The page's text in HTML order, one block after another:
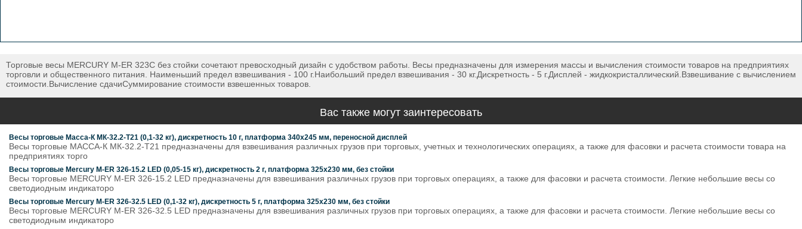
Торговые весы MERCURY M-ER 323C без стойки сочетают превосходный дизайн с удобством работы. Весы предназначены для измерения массы и вычисления стоимости товаров на предприятиях
торговли и общественного питания. Наименьший предел взвешивания - 100 г.Наибольший предел взвешивания - 30 кг.Дискретность - 5 г.Дисплей - жидкокристаллический.Взвешивание с вычислением
стоимости.Вычисление сдачиСуммирование стоимости взвешенных товаров.
Вас также могут заинтересовать
Весы торговые Масса-К МК-32.2-Т21 (0,1-32 кг), дискретность 10 г, платформа 340x245 мм, переносной дисплей
Весы торговые МАССА-К МК-32.2-Т21 предназначены для взвешивания различных грузов при торговых, учетных и технологических операциях, а также для фасовки и расчета стоимости товара на
предприятиях торго
Весы торговые Mercury M-ER 326-15.2 LED (0,05-15 кг), дискретность 2 г, платформа 325x230 мм, без стойки
Весы торговые MERCURY M-ER 326-15.2 LED предназначены для взвешивания различных грузов при торговых операциях, а также для фасовки и расчета стоимости. Легкие небольшие весы со
светодиодным индикаторо
Весы торговые Mercury M-ER 326-32.5 LED (0,1-32 кг), дискретность 5 г, платформа 325x230 мм, без стойки
Весы торговые MERCURY M-ER 326-32.5 LED предназначены для взвешивания различных грузов при торговых операциях, а также для фасовки и расчета стоимости. Легкие небольшие весы со
светодиодным индикаторо